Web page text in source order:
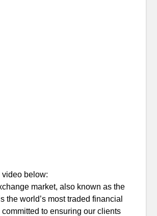
video below:
market, also known as the
the world’s most traded financial
committed to ensuring our clients